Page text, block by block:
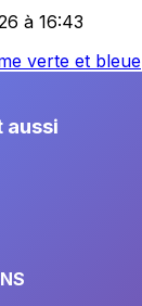
à 16:43
verte et bleue
aussi